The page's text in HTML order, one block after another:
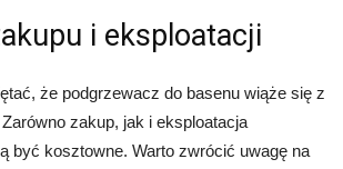
i eksploatacji
że podgrzewacz do basenu wiąże się z
zakup, jak i eksploatacja
być kosztowne. Warto zwrócić uwagę na